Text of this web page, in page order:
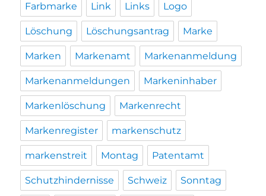
Farbmarke Link Links Logo
Löschung Löschungsantrag Marke
Marken Markenamt Markenanmeldung
Markenanmeldungen Markeninhaber
Markenlöschung Markenrecht
Markenregister markenschutz
markenstreit Montag Patentamt
Schutzhindernisse Schweiz Sonntag